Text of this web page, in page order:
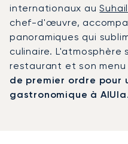
internationaux auSuhail
chef-d'œuvre,
panoramiques qui
culinaire. L'atmosphère
restaurant et son
de premier ordre pour
gastronomique à AlUla.